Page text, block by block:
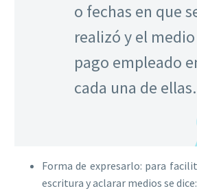
o fechas en que
realizó y el
pago empleado
cada una de ellas.
Forma de expresarlo: para
escritura y aclarar medios se dice: